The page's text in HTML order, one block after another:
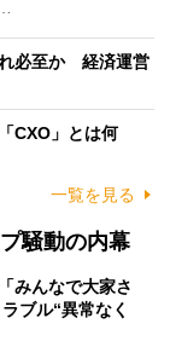
れ必至か 経済運営
CXO」とは何
一覧を見る
騒動の内幕
みんなで大家さ
ブル“異常なく